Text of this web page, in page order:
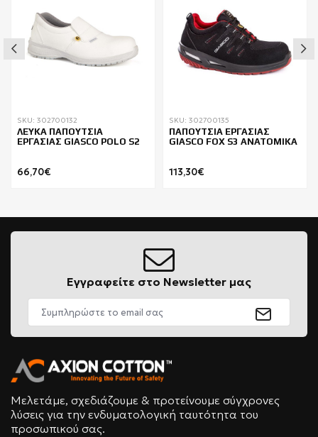
SKU: 302700132
ΛΕΥΚΑ ΠΑΠΟΥΤΣΙΑ
ΕΡΓΑΣΙΑΣ GIASCO POLO S2
66,70€
SKU: 302700135
ΠΑΠΟΥΤΣΙΑ ΕΡΓΑΣΙΑΣ
GIASCO FOX S3 ΑΝΑΤΟΜΙΚΑ
113,30€
Εγγραφείτε στο Newsletter μας
Μελετάμε, σχεδιάζουμε & προτείνουμε σύγχρονες
λύσεις για την ενδυματολογική ταυτότητα του
προσωπικού σας.